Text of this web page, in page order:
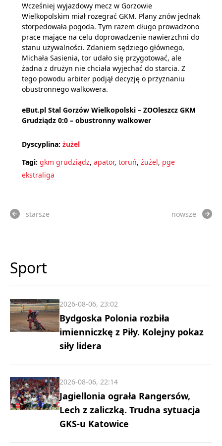
Wcześniej wyjazdowy mecz w Gorzowie
Wielkopolskim miał rozegrać GKM. Plany znów jednak
storpedowała pogoda. Tym razem długo prowadzono
prace mające na celu doprowadzenie nawierzchni do
stanu używalności. Zdaniem sędziego głównego,
Michała Sasienia, tor udało się przygotować, ale
żadna z drużyn nie chciała wyjechać do starcia. Z
tego powodu arbiter podjął decyzję o przyznaniu
obustronnego walkowera.
eBut.pl Stal Gorzów Wielkopolski – ZOOleszcz GKM
Grudziądz 0:0 – obustronny walkower
Dyscyplina: żużel
Tagi: gkm grudziądz, apator, toruń, żużel, pge
ekstraliga
starsze nowsze
Sport
Bydgoska Polonia rozbiła
imienniczkę z Piły. Kolejny pokaz
siły lidera
2026-08-06, 23:02
Jagiellonia ograła Rangersów,
Lech z zaliczką. Trudna sytuacja
GKS-u Katowice
2026-08-06, 22:14